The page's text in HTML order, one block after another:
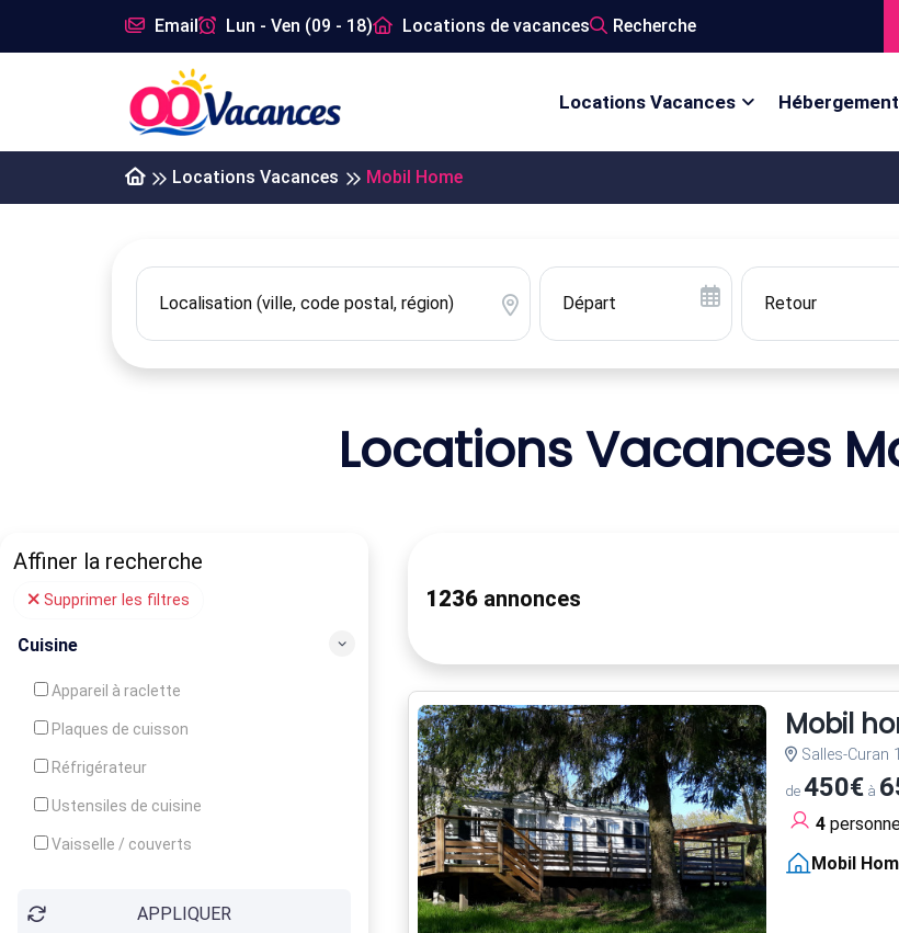
Email Lun - Ven (09 - 18) Locations de vacances Recherche
Locations Vacances Hébergement
Locations Vacances Mobil Home
Locations Vacances
Affiner la recherche
Supprimer les filtres
Cuisine
Appareil à raclette
Plaques de cuisson
Réfrigérateur
Ustensiles de cuisine
Vaisselle / couverts
APPLIQUER
1236 annonces
Mobil
Salles-Curan
de450€à
4
Mobil